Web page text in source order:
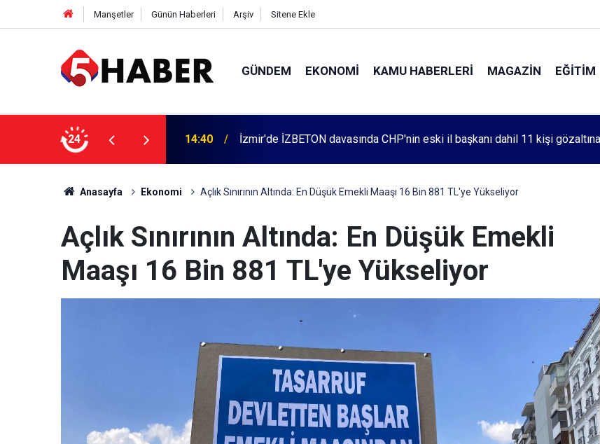
Manşetler Günün Haberleri Arşiv Sitene Ekle
GÜNDEM EKONOMI KAMU HABERLERI MAGAZIN EĞITIM
24
dahil 11 kişi gözaltına alındı 13:55 Cumartesi anneleri 1083. haftada Mehmet Özdemir için adalet aradı
Anasayfa Ekonomi Açlık Sınırının Altında: En Düşük Emekli Maaşı 16 Bin 881 TL'ye Yükseliyor
Açlık Sınırının Altında: En Düşük Emekli
Maaşı 16 Bin 881 TL'ye Yükseliyor